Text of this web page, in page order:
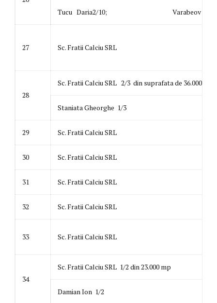
Tucu Daria2/10; Varabeov Iustina
27 Sc. Fratii Calciu SRL
28
Sc. Fratii Calciu SRL 2/3 din suprafata de 36.000 mp
Staniata Gheorghe 1/3
29 Sc. Fratii Calciu SRL
30 Sc. Fratii Calciu SRL
31 Sc. Fratii Calciu SRL
32 Sc. Fratii Calciu SRL
33 Sc. Fratii Calciu SRL
34
Sc. Fratii Calciu SRL 1/2 din 23.000 mp
Damian Ion 1/2